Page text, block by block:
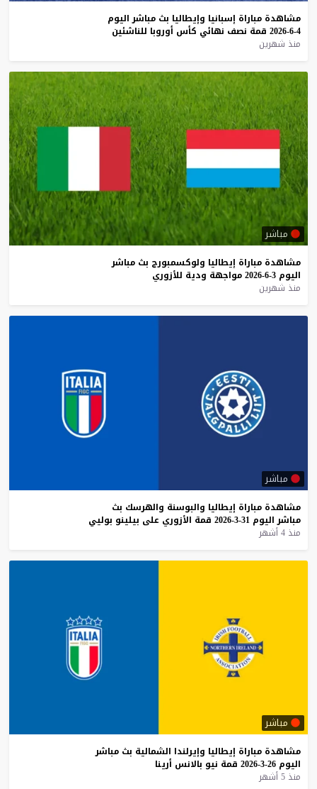
مشاهدة مباراة إسبانيا وإيطاليا بث مباشر اليوم
4-6-2026
قمة نصف نهائي كأس أوروبا للناشئين
منذ شهرين
مباشر
مشاهدة مباراة إيطاليا ولوكسمبورج بث مباشر
اليوم 3-6-2026 مواجهة ودية للأزوري
منذ شهرين
مباشر
مشاهدة مباراة إيطاليا والبوسنة والهرسك بث
مباشر اليوم 31-3-2026 قمة الأزوري على بيلينو بوليي
منذ 4 أشهر
مباشر
مشاهدة مباراة إيطاليا وإيرلندا الشمالية بث مباشر
اليوم 26-3-2026 قمة نيو بالانس أرينا
منذ 5 أشهر